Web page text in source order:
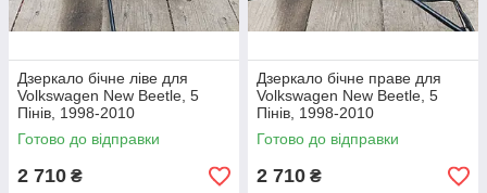
Дзеркало бічне ліве для
Volkswagen New Beetle, 5
Пінів, 1998-2010
Готово до відправки
2 710 ₴
Дзеркало бічне праве для
Volkswagen New Beetle, 5
Пінів, 1998-2010
Готово до відправки
2 710 ₴